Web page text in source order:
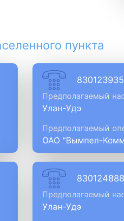
пункта
Предполагаемый
Улан-Удэ
Предполагаемый
ОАО "Вымпел-
Предполагаемый
Улан-Удэ